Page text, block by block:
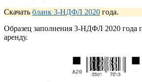
Скачать бланк 3-НДФЛ 2020 года.
Образец заполнения 3-НДФЛ 2020 года
аренду.